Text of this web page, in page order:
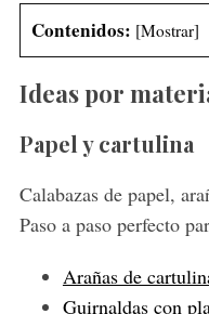
Contenidos: [Mostrar]
Ideas por
Papel y cartulina
Calabazas de papel,
Paso a paso perfecto
Arañas de
Guirnaldas con